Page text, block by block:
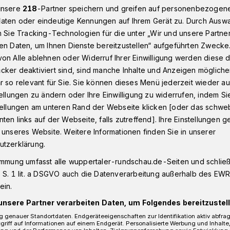
Elberfelder City: Archäologische Funde im Schaufenster
Funde im
in der Elberfelder Schwanenstraße
Funde. Sie waren während der
und -kundlern entdeckt
218-Partner speichern und greifen auf
oder eindeutige Kennungen auf Ihrem Gerät zu. Durch
Sie Tracking-Technologien für die unter „Wir und unsere
Daten, um Ihnen Dienste bereitzustellen“ aufgeführten
Alle ablehnen oder Widerruf Ihrer Einwilligung werden diese
deaktiviert sind, sind manche Inhalte und Anzeigen
so relevant für Sie. Sie können dieses Menü jederzeit wieder
zu ändern oder Ihre Einwilligung zu widerrufen, indem
am unteren Rand der Webseite klicken [oder das
links auf der Webseite, falls zutreffend]. Ihre Einstellungen
Website. Weitere Informationen finden Sie in unserer
umfasst alle wuppertaler-rundschau.de-Seiten und
1 lit. a DSGVO auch die Datenverarbeitung außerhalb des
Partner verarbeiten Daten, um Folgendes
genauer Standortdaten. Endgeräteeigenschaften zur Identifikation aktiv
auf Informationen auf einem Endgerät. Personalisierte Werbung und